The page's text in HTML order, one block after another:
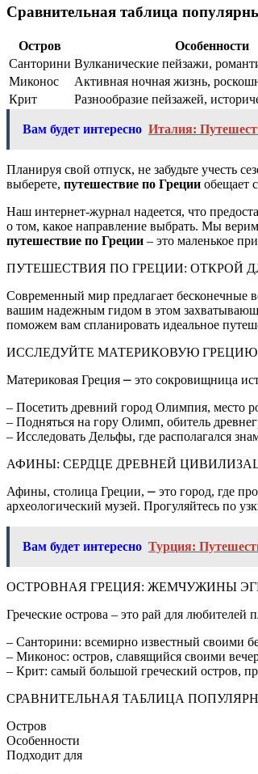
Сравнительная таблица
Остров Особенности
Санторини Вулканические пейзажи,
Миконос
Активная ночная жизнь,
Крит
Разнообразие пейзажей,
Вам будет интересно Италия:
Планируя свой отпуск, не забудьте учесть
выберете, путешествие по Греции обещает
Наш интернет-журнал надеется, что
о том, какое направление выбрать. Мы
путешествие по Греции – это маленькое
ПУТЕШЕСТВИЯ ПО ГРЕЦИИ: ОТКРОЙ
Современный мир предлагает бесконечные
вашим надежным гидом в этом
поможем вам спланировать идеальное
ИССЛЕДУЙТЕ МАТЕРИКОВУЮ
Материковая Греция ⎼ это сокровищница
– Посетить древний город Олимпия, место
– Подняться на гору Олимп, обитель
– Исследовать Дельфы, где располагался
АФИНЫ: СЕРДЦЕ ДРЕВНЕЙ
Афины, столица Греции, ⎼ это город, где
археологический музей. Прогуляйтесь по
Вам будет интересно Турция:
ОСТРОВНАЯ ГРЕЦИЯ: ЖЕМЧУЖИНЫ
Греческие острова ‒ это рай для
– Санторини: всемирно известный своими
– Миконос: остров, славящийся своими
– Крит: самый большой греческий остров,
СРАВНИТЕЛЬНАЯ ТАБЛИЦА
Остров
Особенности
Подходит для